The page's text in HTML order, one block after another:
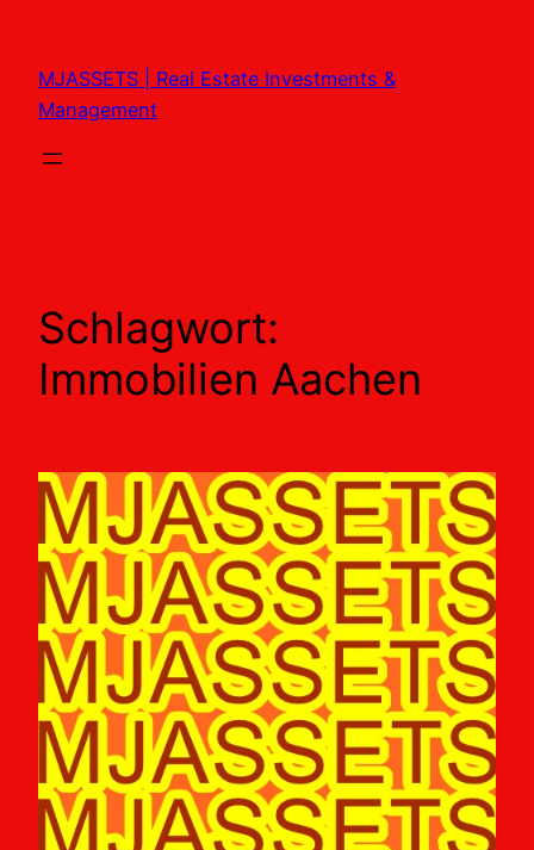
springen
MJASSETS | Real Estate Investments &
Management
Schlagwort:
Immobilien Aachen